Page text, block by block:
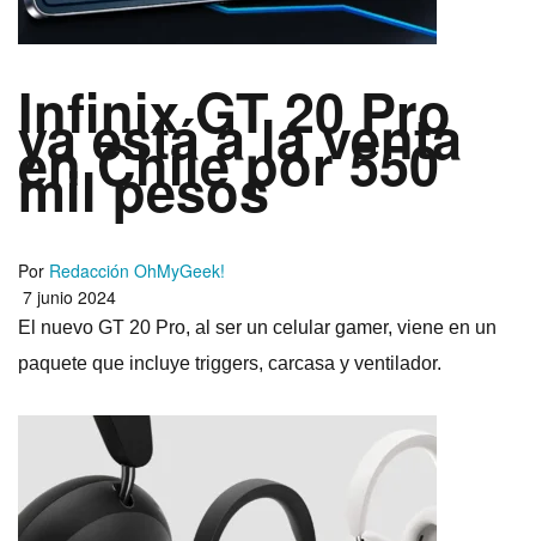
Infinix GT 20 Pro
ya está a la venta
en Chile por 550
mil pesos
Por Redacción OhMyGeek!
7 junio 2024
El nuevo GT 20 Pro, al ser un celular gamer, viene en un
paquete que incluye triggers, carcasa y ventilador.